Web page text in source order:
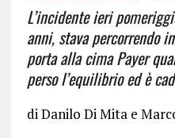
L’incidente ieri
anni, stava percorrendo
porta alla cima Payer
perso l’equilibrio ed è
di Danilo Di Mita e